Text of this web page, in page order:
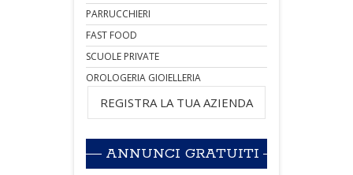
PARRUCCHIERI
FAST FOOD
SCUOLE PRIVATE
OROLOGERIA GIOIELLERIA
REGISTRA LA TUA AZIENDA
ANNUNCI GRATUITI